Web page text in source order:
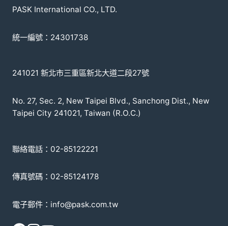
PASK International CO., LTD.
統一編號：24301738
241021 新北市三重區新北大道二段27號
No. 27, Sec. 2, New Taipei Blvd., Sanchong Dist., New
Taipei City 241021, Taiwan (R.O.C.)
聯絡電話：02-85122221
傳真號碼：02-85124178
電子郵件：info@pask.com.tw